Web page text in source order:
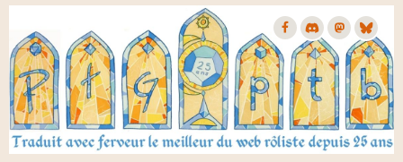
Aller
contenu
principal